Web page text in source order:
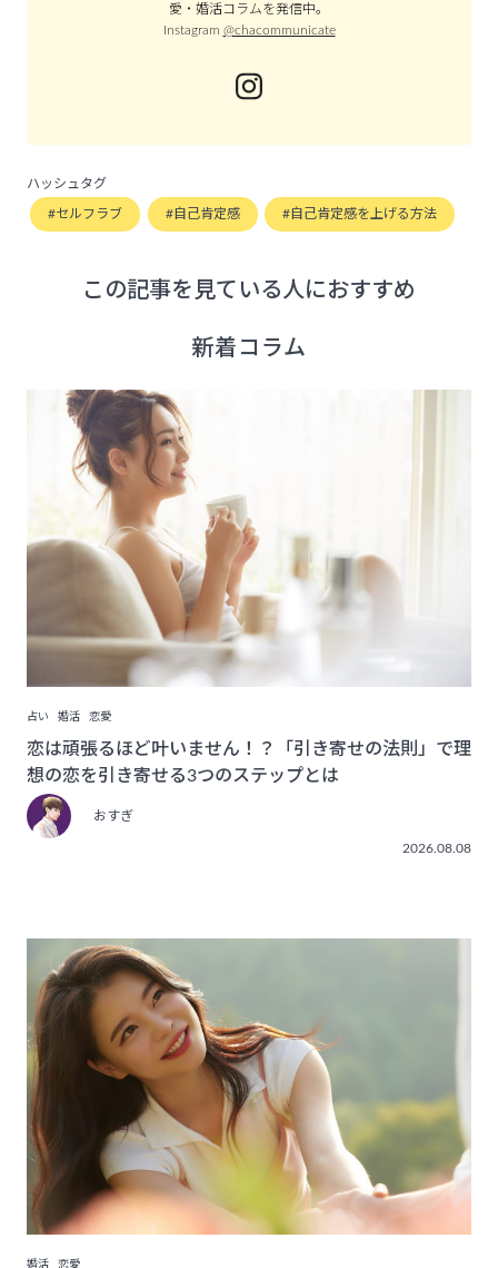
愛・婚活コラムを発信中。
Instagram @chacommunicate
ハッシュタグ
セルフラブ 自己肯定感 自己肯定感を上げる方法
この記事を見ている人におすすめ
新着コラム
占い 婚活 恋愛
恋は頑張るほど叶いません！？「引き寄せの法則」で理
想の恋を引き寄せる3つのステップとは
おすぎ
2026.08.08
婚活 恋愛